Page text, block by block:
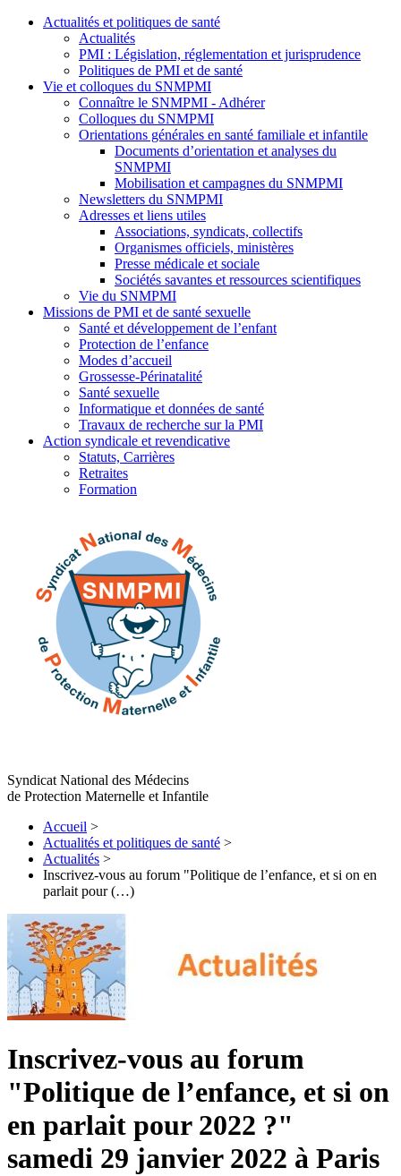
Actualités et politiques de santé
Actualités
PMI : Législation, réglementation et jurisprudence
Politiques de PMI et de santé
Vie et colloques du SNMPMI
Connaître le SNMPMI - Adhérer
Colloques du SNMPMI
Orientations générales en santé familiale et infantile
Documents d’orientation et analyses du
SNMPMI
Mobilisation et campagnes du SNMPMI
Newsletters du SNMPMI
Adresses et liens utiles
Associations, syndicats, collectifs
Organismes officiels, ministères
Presse médicale et sociale
Sociétés savantes et ressources scientifiques
Vie du SNMPMI
Missions de PMI et de santé sexuelle
Santé et développement de l’enfant
Protection de l’enfance
Modes d’accueil
Grossesse-Périnatalité
Santé sexuelle
Informatique et données de santé
Travaux de recherche sur la PMI
Action syndicale et revendicative
Statuts, Carrières
Retraites
Formation
Syndicat National des Médecins
de Protection Maternelle et Infantile
Accueil >
Actualités et politiques de santé >
Actualités >
Inscrivez-vous au forum "Politique de l’enfance, et si on en
parlait pour (…)
Inscrivez-vous au forum
"Politique de l’enfance, et si on
en parlait pour 2022 ?"
samedi 29 janvier 2022 à Paris